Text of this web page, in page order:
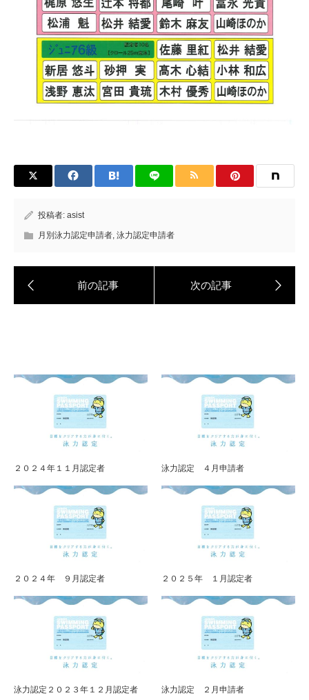
投稿者: asist
月別泳力認定申請者, 泳力認定申請者
２０２４年１１月認定者 泳力認定 ４月申請者
２０２４年 ９月認定者 ２０２５年 １月認定者
泳力認定２０２３年１２月認定者 泳力認定 ２月申請者